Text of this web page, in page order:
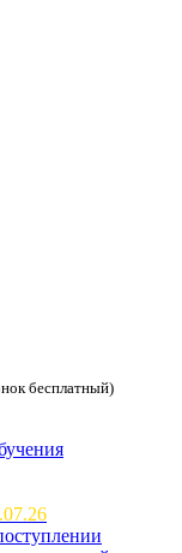
бесплатный)